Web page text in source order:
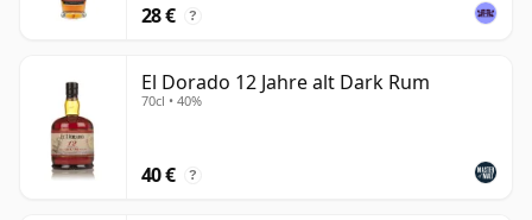
28 € ?
El Dorado 12 Jahre alt Dark Rum
70cl • 40%
40 € ?